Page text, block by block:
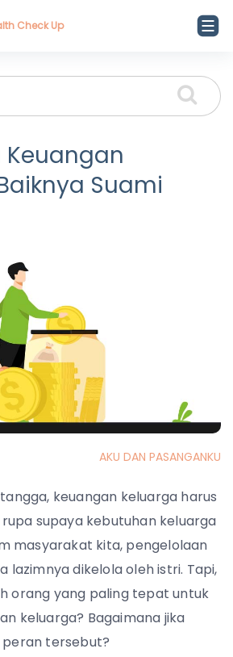
Check Up
Suami
AKU DAN PASANGANKU
keuangan keluarga harus
supaya kebutuhan keluarga
masyarakat kita, pengelolaan
lazimnya dikelola oleh istri. Tapi,
orang yang paling tepat untuk
keluarga? Bagaimana jika
tersebut?